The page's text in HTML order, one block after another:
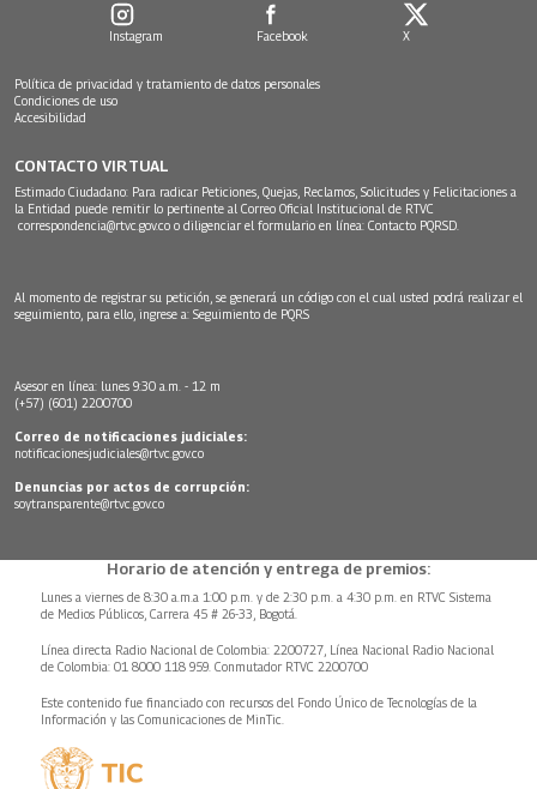
Instagram Facebook X
Política de privacidad y tratamiento de datos personales
Condiciones de uso
Accesibilidad
CONTACTO VIRTUAL
Estimado Ciudadano: Para radicar Peticiones, Quejas, Reclamos, Solicitudes y Felicitaciones a
la Entidad puede remitir lo pertinente al Correo Oficial Institucional de RTVC
correspondencia@rtvc.gov.co o diligenciar el formulario en línea: Contacto PQRSD.
Al momento de registrar su petición, se generará un código con el cual usted podrá realizar el
seguimiento, para ello, ingrese a: Seguimiento de PQRS
Asesor en línea: lunes 9:30 a.m. - 12 m
(+57) (601) 2200700
Correo de notificaciones judiciales:
notificacionesjudiciales@rtvc.gov.co
Denuncias por actos de corrupción:
soytransparente@rtvc.gov.co
Horario de atención y entrega de premios:
Lunes a viernes de 8:30 a.m.a 1:00 p.m. y de 2:30 p.m. a 4:30 p.m. en RTVC Sistema
de Medios Públicos, Carrera 45 # 26-33, Bogotá.
Línea directa Radio Nacional de Colombia: 2200727, Línea Nacional Radio Nacional
de Colombia: 01 8000 118 959. Conmutador RTVC 2200700
Este contenido fue financiado con recursos del Fondo Único de Tecnologías de la
Información y las Comunicaciones de MinTic.